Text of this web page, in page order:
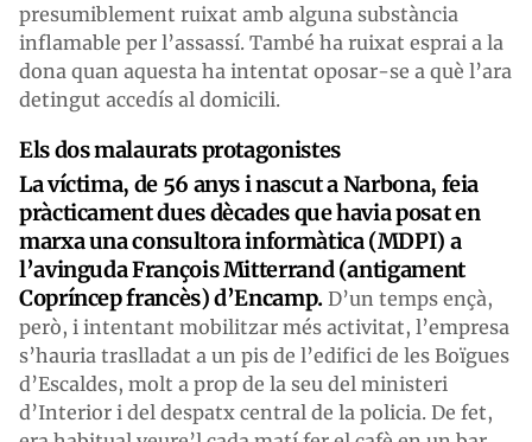
presumiblement ruixat amb alguna substància
inflamable per l’assassí. També ha ruixat esprai a la
dona quan aquesta ha intentat oposar-se a què l’ara
detingut accedís al domicili.
Els dos malaurats protagonistes
La víctima, de 56 anys i nascut a Narbona, feia
pràcticament dues dècades que havia posat en
marxa una consultora informàtica (MDPI) a
l’avinguda François Mitterrand (antigament
Copríncep francès) d’Encamp.D’un temps ençà,
però, i intentant mobilitzar més activitat, l’empresa
s’hauria traslladat a un pis de l’edifici de les Boïgues
d’Escaldes, molt a prop de la seu del ministeri
d’Interior i del despatx central de la policia. De fet,